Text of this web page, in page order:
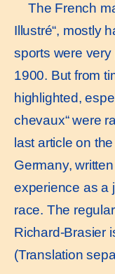
The French
Illustré“, mostly
sports were
1900. But from
highlighted,
chevaux“ were
last article on
Germany,
experience as a
race. The
Richard-Brasier
(Translation